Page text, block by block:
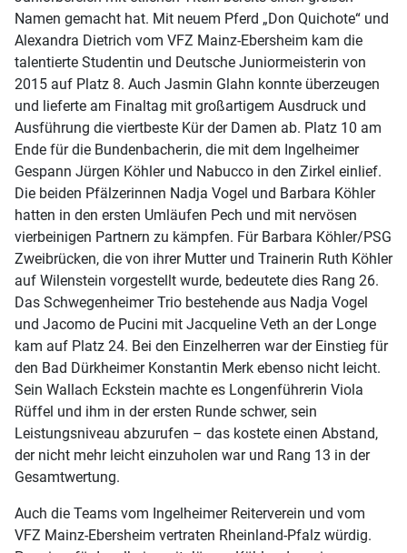
Namen gemacht hat. Mit neuem Pferd „Don Quichote“ und
Alexandra Dietrich vom VFZ Mainz-Ebersheim kam die
talentierte Studentin und Deutsche Juniormeisterin von
2015 auf Platz 8. Auch Jasmin Glahn konnte überzeugen
und lieferte am Finaltag mit großartigem Ausdruck und
Ausführung die viertbeste Kür der Damen ab. Platz 10 am
Ende für die Bundenbacherin, die mit dem Ingelheimer
Gespann Jürgen Köhler und Nabucco in den Zirkel einlief.
Die beiden Pfälzerinnen Nadja Vogel und Barbara Köhler
hatten in den ersten Umläufen Pech und mit nervösen
vierbeinigen Partnern zu kämpfen. Für Barbara Köhler/PSG
Zweibrücken, die von ihrer Mutter und Trainerin Ruth Köhler
auf Wilenstein vorgestellt wurde, bedeutete dies Rang 26.
Das Schwegenheimer Trio bestehende aus Nadja Vogel
und Jacomo de Pucini mit Jacqueline Veth an der Longe
kam auf Platz 24. Bei den Einzelherren war der Einstieg für
den Bad Dürkheimer Konstantin Merk ebenso nicht leicht.
Sein Wallach Eckstein machte es Longenführerin Viola
Rüffel und ihm in der ersten Runde schwer, sein
Leistungsniveau abzurufen – das kostete einen Abstand,
der nicht mehr leicht einzuholen war und Rang 13 in der
Gesamtwertung.
Auch die Teams vom Ingelheimer Reiterverein und vom
VFZ Mainz-Ebersheim vertraten Rheinland-Pfalz würdig.